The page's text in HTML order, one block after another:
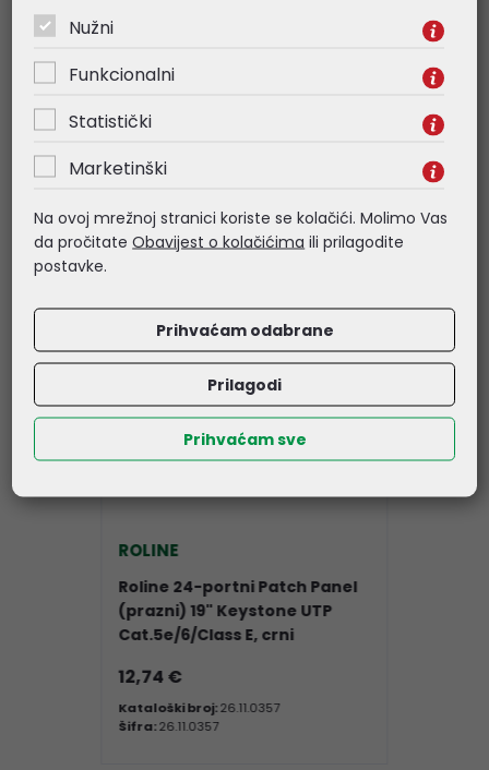
- Weight (kg): 8
- Back Cover Part No: WSZ-X-06JY0-0901
ROLINE
Roline 24-portni Patch Panel
(prazni) 19" Keystone UTP
Cat.5e/6/Class E, crni
12,74 €
Kataloški broj:26.11.0357
Šifra:26.11.0357
Nužni
Funkcionalni
Statistički
Marketinški
Na ovoj mrežnoj stranici koriste se kolačići. Molimo Vas
da pročitateObavijest o kolačićima ili prilagodite
postavke.
Prihvaćam odabrane
Prilagodi
Prihvaćam sve